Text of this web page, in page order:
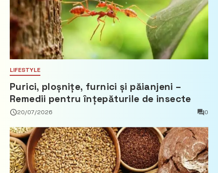
LIFESTYLE
Purici, ploșnițe, furnici și păianjeni –
Remedii pentru înțepăturile de insecte
20/07/2026 0